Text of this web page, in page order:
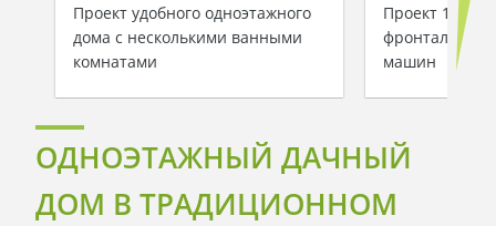
Проект удобного одноэтажного
дома с несколькими ванными
комнатами
Проект 1-
фронтальным
машин
ОДНОЭТАЖНЫЙ ДАЧНЫЙ
ДОМ В ТРАДИЦИОННОМ